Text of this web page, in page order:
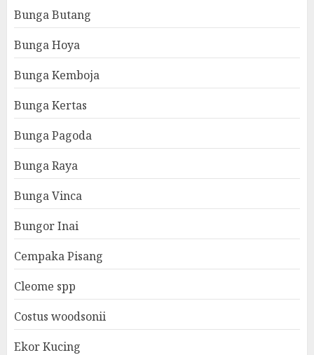
Bunga Butang
Bunga Hoya
Bunga Kemboja
Bunga Kertas
Bunga Pagoda
Bunga Raya
Bunga Vinca
Bungor Inai
Cempaka Pisang
Cleome spp
Costus woodsonii
Ekor Kucing